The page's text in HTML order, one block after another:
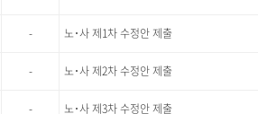
- 노･사 제1차 수정안 제출
- 노･사 제2차 수정안 제출
- 노･사 제3차 수정안 제출